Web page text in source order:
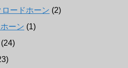
ードホーン (2)
ーン (1)
(24)